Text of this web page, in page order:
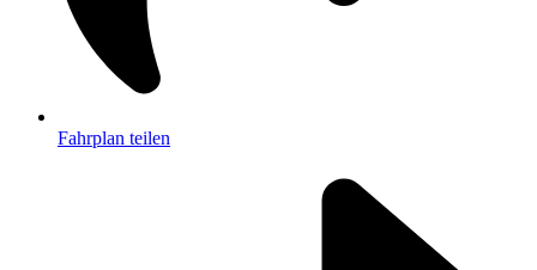
Fahrplan teilen